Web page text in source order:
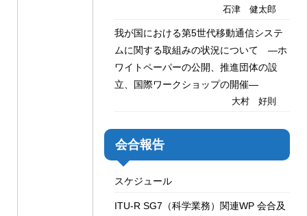
石津 健太郎
我が国における第5世代移動通信システ
ムに関する取組みの状況について —ホ
ワイトペーパーの公開、推進団体の設
立、国際ワークショップの開催—
大村 好則
会合報告
スケジュール
ITU-R SG7（科学業務）関連WP 会合及